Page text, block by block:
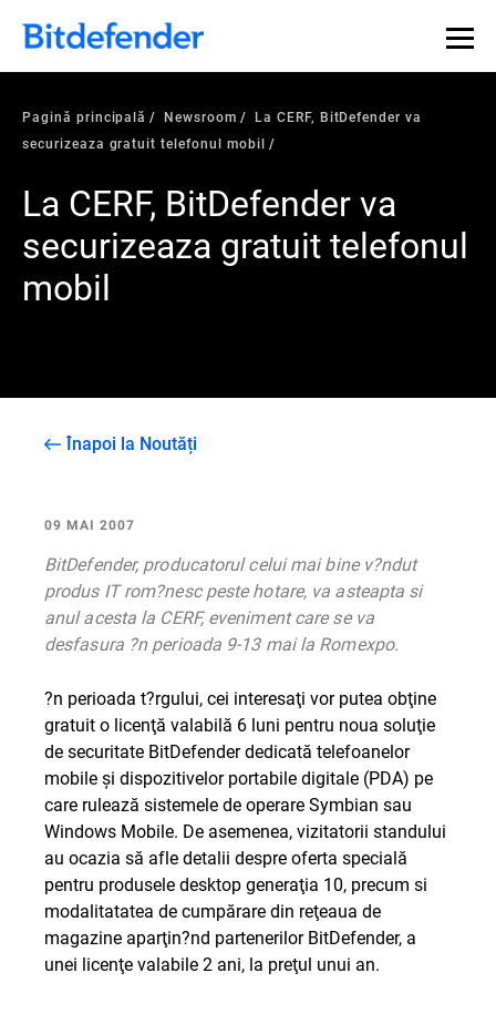
Pagină principală Newsroom
La CERF, BitDefender va
securizeaza gratuit telefonul mobil
La CERF, BitDefender va
securizeaza gratuit telefonul
mobil
Înapoi la Noutăți
09 MAI 2007
BitDefender, producatorul celui mai bine v?ndut
produs IT rom?nesc peste hotare, va asteapta si
anul acesta la CERF, eveniment care se va
desfasura ?n perioada 9-13 mai la Romexpo.
?n perioada t?rgului, cei interesaţi vor putea obţine
gratuit o licenţă valabilă 6 luni pentru noua soluţie
de securitate BitDefender dedicată telefoanelor
mobile şi dispozitivelor portabile digitale (PDA) pe
care rulează sistemele de operare Symbian sau
Windows Mobile. De asemenea, vizitatorii standului
au ocazia să afle detalii despre oferta specială
pentru produsele desktop generaţia 10, precum si
modalitatatea de cumpărare din reţeaua de
magazine aparţin?nd partenerilor BitDefender, a
unei licenţe valabile 2 ani, la preţul unui an.